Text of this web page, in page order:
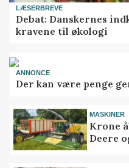
LÆSERBREVE
Debat: Danskernes
kravene til økologi
ANNONCE
Der kan være penge
MASKINER
Krone
Deere